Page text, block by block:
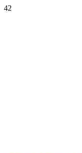
42